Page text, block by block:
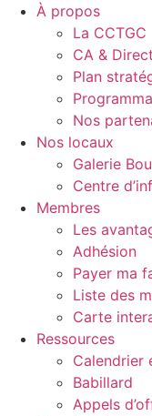
À propos
La CCTGC
CA &
Plan
Nos
Nos locaux
Galerie
Centre
Membres
Les
Adhésion
Payer ma
Liste des
Carte
Ressources
Calendrier
Babillard
Appels